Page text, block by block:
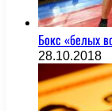
Бокс «белых
28.10.2018